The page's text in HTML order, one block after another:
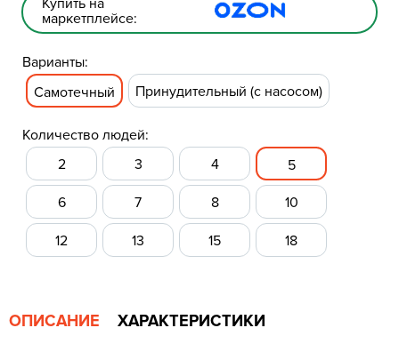
маркетплейсе:
Варианты:
Самотечный
Принудительный (с насосом)
Количество людей:
2
3 4 5
6 7 8 10
12 13 15 18
ОПИСАНИЕ ХАРАКТЕРИСТИКИ